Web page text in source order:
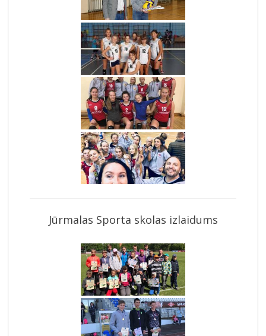
Jūrmalas Sporta skolas izlaidums